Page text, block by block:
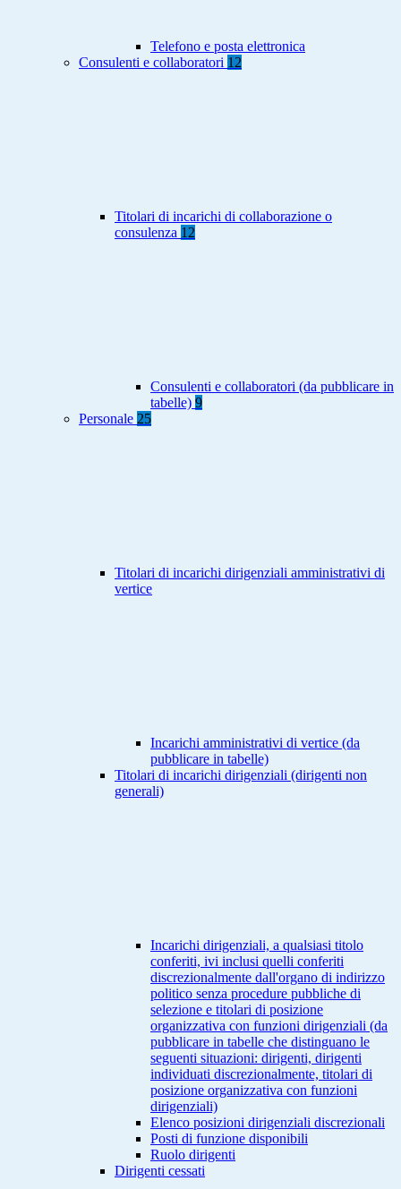
Telefono e posta elettronica
Consulenti e collaboratori 12
Titolari di incarichi di collaborazione o
consulenza 12
Consulenti e collaboratori (da pubblicare in
tabelle) 9
Personale 25
Titolari di incarichi dirigenziali amministrativi di
vertice
Incarichi amministrativi di vertice (da
pubblicare in tabelle)
Titolari di incarichi dirigenziali (dirigenti non
generali)
Incarichi dirigenziali, a qualsiasi titolo
conferiti, ivi inclusi quelli conferiti
discrezionalmente dall'organo di indirizzo
politico senza procedure pubbliche di
selezione e titolari di posizione
organizzativa con funzioni dirigenziali (da
pubblicare in tabelle che distinguano le
seguenti situazioni: dirigenti, dirigenti
individuati discrezionalmente, titolari di
posizione organizzativa con funzioni
dirigenziali)
Elenco posizioni dirigenziali discrezionali
Posti di funzione disponibili
Ruolo dirigenti
Dirigenti cessati